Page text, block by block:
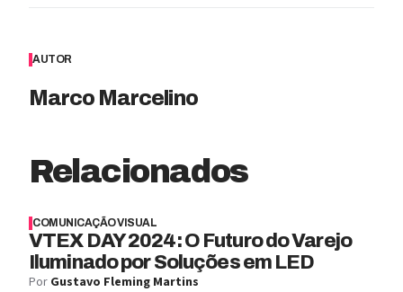
AUTOR
Marco Marcelino
Relacionados
COMUNICAÇÃO VISUAL
VTEX DAY 2024: O Futuro do Varejo
Iluminado por Soluções em LED
Por Gustavo Fleming Martins